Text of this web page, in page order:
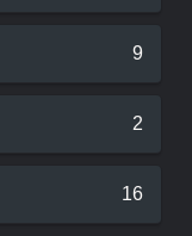
9
2
16